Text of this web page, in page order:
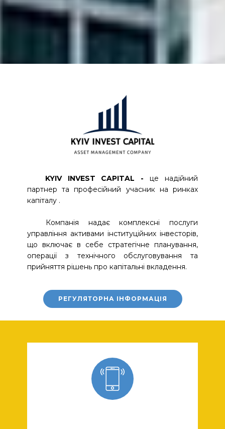
KYIV INVEST CAPITAL -це надійний
партнер та професійний учасник на ринках
капіталу .
Компанія надає комплексні послуги
управління активами інституційних інвесторів,
що включає в себе стратегічне планування,
операції з технічного обслуговування та
прийняття рішень про капітальні вкладення.
РЕГУЛЯТОРНА ІНФОРМАЦІЯ